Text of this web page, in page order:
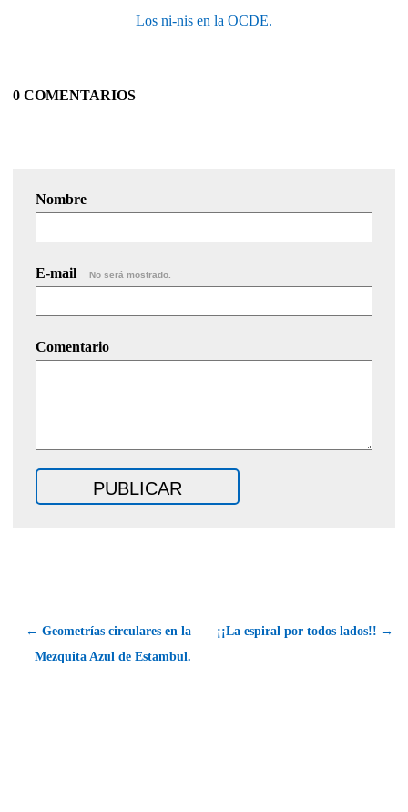
Los ni-nis en la OCDE.
0 COMENTARIOS
Nombre
E-mail No será mostrado.
Comentario
← Geometrías circulares en la
Mezquita Azul de Estambul.
¡¡La espiral por todos lados!! →